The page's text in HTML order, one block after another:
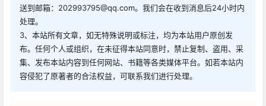
送到邮箱：202993795@qq.com。我们会在收到消息后24小时内
处理。
3、本站所有文章，如无特殊说明或标注，均为本站用户原创发
布。任何个人或组织，在未征得本站同意时，禁止复制、盗用、采
集、发布本站内容到任何网站、书籍等各类媒体平台。如若本站内
容侵犯了原著者的合法权益，可联系我们进行处理。